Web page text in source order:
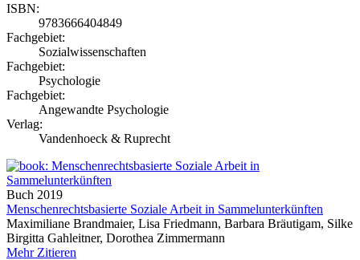
ISBN:
9783666404849
Fachgebiet:
Sozialwissenschaften
Fachgebiet:
Psychologie
Fachgebiet:
Angewandte Psychologie
Verlag:
Vandenhoeck & Ruprecht
Buch 2019
Menschenrechtsbasierte Soziale Arbeit in Sammelunterkünften
Maximiliane Brandmaier, Lisa Friedmann, Barbara Bräutigam, Silke
Birgitta Gahleitner, Dorothea Zimmermann
Mehr Zitieren